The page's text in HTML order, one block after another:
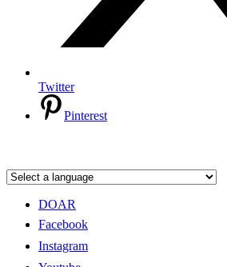
Twitter
Pinterest
DOAR
Facebook
Instagram